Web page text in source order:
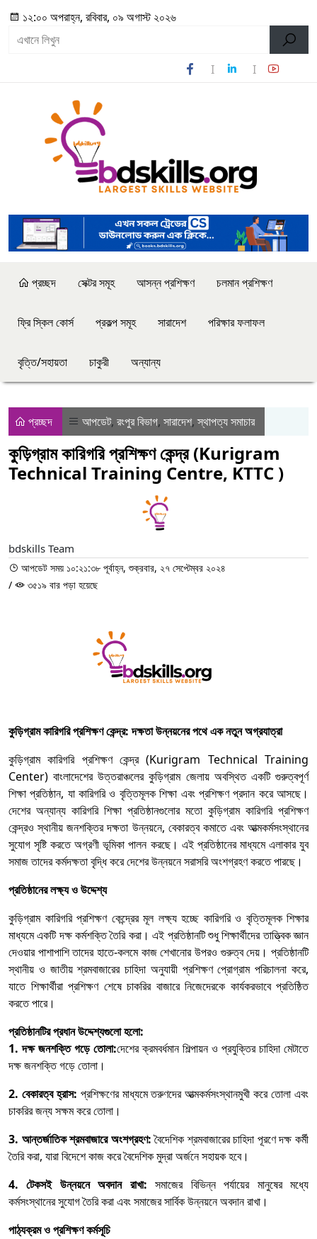
১২:০০ অপরাহ্ন, রবিবার, ০৯ অগাস্ট ২০২৬
প্রচ্ছদ সেক্টর সমূহ আসন্ন প্রশিক্ষণ চলমান প্রশিক্ষণ
ফ্রি স্কিল কোর্স প্রকল্প সমূহ সারাদেশ পরিক্ষার ফলাফল
বৃত্তি/সহায়তা চাকুরী অন্যান্য
প্রচ্ছদ আপডেট, রংপুর বিভাগ, সারাদেশ,স্থাপত্য সমাচার
কুড়িগ্রাম কারিগরি প্রশিক্ষণ কেন্দ্র (Kurigram
Technical Training Centre, KTTC )
bdskills Team
আপডেট সময় ১০:২১:৩৮ পূর্বাহ্ন, শুক্রবার, ২৭ সেপ্টেম্বর ২০২৪
/
৩৫১৯ বার পড়া হয়েছে
কুড়িগ্রাম কারিগরি প্রশিক্ষণ কেন্দ্র: দক্ষতা উন্নয়নের পথে এক নতুন অগ্রযাত্রা
কুড়িগ্রাম কারিগরি প্রশিক্ষণ কেন্দ্র (Kurigram Technical Training
Center) বাংলাদেশের উত্তরাঞ্চলের কুড়িগ্রাম জেলায় অবস্থিত একটি গুরুত্বপূর্ণ
শিক্ষা প্রতিষ্ঠান, যা কারিগরি ও বৃত্তিমূলক শিক্ষা এবং প্রশিক্ষণ প্রদান করে আসছে।
দেশের অন্যান্য কারিগরি শিক্ষা প্রতিষ্ঠানগুলোর মতো কুড়িগ্রাম কারিগরি প্রশিক্ষণ
কেন্দ্রও স্থানীয় জনশক্তির দক্ষতা উন্নয়নে, বেকারত্ব কমাতে এবং আত্মকর্মসংস্থানের
সুযোগ সৃষ্টি করতে অগ্রণী ভূমিকা পালন করছে। এই প্রতিষ্ঠানের মাধ্যমে এলাকার যুব
সমাজ তাদের কর্মদক্ষতা বৃদ্ধি করে দেশের উন্নয়নে সরাসরি অংশগ্রহণ করতে পারছে।
প্রতিষ্ঠানের লক্ষ্য ও উদ্দেশ্য
কুড়িগ্রাম কারিগরি প্রশিক্ষণ কেন্দ্রের মূল লক্ষ্য হচ্ছে কারিগরি ও বৃত্তিমূলক শিক্ষার
মাধ্যমে একটি দক্ষ কর্মশক্তি তৈরি করা। এই প্রতিষ্ঠানটি শুধু শিক্ষার্থীদের তাত্ত্বিক জ্ঞান
দেওয়ার পাশাপাশি তাদের হাতে-কলমে কাজ শেখানোর উপরও গুরুত্ব দেয়। প্রতিষ্ঠানটি
স্থানীয় ও জাতীয় শ্রমবাজারের চাহিদা অনুযায়ী প্রশিক্ষণ প্রোগ্রাম পরিচালনা করে,
যাতে শিক্ষার্থীরা প্রশিক্ষণ শেষে চাকরির বাজারে নিজেদেরকে কার্যকরভাবে প্রতিষ্ঠিত
করতে পারে।
প্রতিষ্ঠানটির প্রধান উদ্দেশ্যগুলো হলো:
1. দক্ষ জনশক্তি গড়ে তোলা:দেশের ক্রমবর্ধমান শিল্পায়ন ও প্রযুক্তির চাহিদা মেটাতে
দক্ষ জনশক্তি গড়ে তোলা।
2. বেকারত্ব হ্রাস: প্রশিক্ষণের মাধ্যমে তরুণদের আত্মকর্মসংস্থানমুখী করে তোলা এবং
চাকরির জন্য সক্ষম করে তোলা।
3. আন্তর্জাতিক শ্রমবাজারে অংশগ্রহণ:বৈদেশিক শ্রমবাজারের চাহিদা পূরণে দক্ষ কর্মী
তৈরি করা, যারা বিদেশে কাজ করে বৈদেশিক মুদ্রা অর্জনে সহায়ক হবে।
4. টেকসই উন্নয়নে অবদান রাখা: সমাজের বিভিন্ন পর্যায়ের মানুষের মধ্যে
কর্মসংস্থানের সুযোগ তৈরি করা এবং সমাজের সার্বিক উন্নয়নে অবদান রাখা।
পাঠ্যক্রম ও প্রশিক্ষণ কর্মসূচি